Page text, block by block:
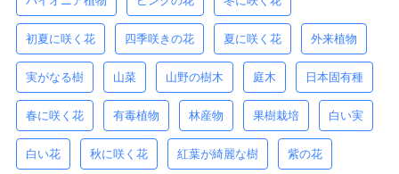
初夏に咲く花 四季咲きの花 夏に咲く花 外来植物
実がなる樹 山菜 山野の樹木 庭木 日本固有種
春に咲く花 有毒植物 林産物 果樹栽培 白い実
白い花 秋に咲く花 紅葉が綺麗な樹 紫の花